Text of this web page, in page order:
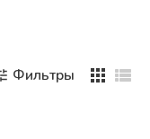
Фильтры